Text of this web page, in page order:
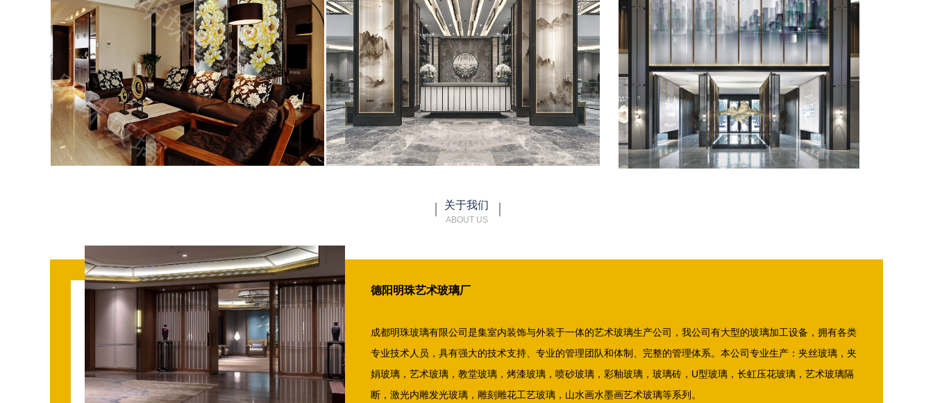
关于我们
ABOUT US
德阳明珠艺术玻璃厂
成都明珠玻璃有限公司是集室内装饰与外装于一体的艺术玻璃生产公司，我公司有大型的玻璃加工设备，拥有各类
专业技术人员，具有强大的技术支持、专业的管理团队和体制、完整的管理体系。本公司专业生产：夹丝玻璃，夹
娟玻璃，艺术玻璃，教堂玻璃，烤漆玻璃，喷砂玻璃，彩釉玻璃，玻璃砖，U型玻璃，长虹压花玻璃，艺术玻璃隔
断，激光内雕发光玻璃，雕刻雕花工艺玻璃，山水画水墨画艺术玻璃等系列。